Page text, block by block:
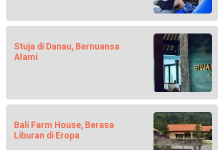
Stuja di Danau, Bernuansa
Alami
Bali Farm House, Berasa
Liburan di Eropa